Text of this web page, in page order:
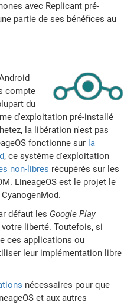
avec Replicant pré-
partie de ses bénéfices au
compte
du
d'exploitation pré-installé
la libération n'est pas
fonctionne sur la
, ce système d'exploitation
non-libres récupérés sur les
LineageOS est le projet le
défaut les Google Play
liberté. Toutefois, si
ces applications ou
leur implémentation libre
nécessaires pour que
et aux autres